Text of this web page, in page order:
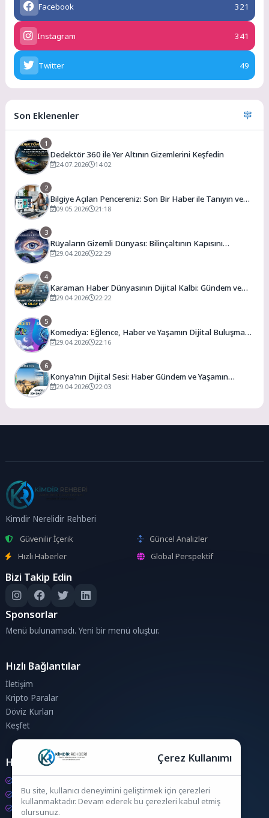
Facebook 321
Instagram 341
Twitter 49
Son Eklenenler
1
Dedektör 360 ile Yer Altının Gizemlerini Keşfedin
24.07.2026 14:02
2
Bilgiye Açılan Pencereniz: Son Bir Haber ile Tanıyın ve
Keşfedin
09.05.2026 21:18
3
Rüyaların Gizemli Dünyası: Bilinçaltının Kapısını
Aralamak
29.04.2026 22:29
4
Karaman Haber Dünyasının Dijital Kalbi: Gündem ve
Olay
29.04.2026 22:22
5
Komediya: Eğlence, Haber ve Yaşamın Dijital Buluşma
Noktası
29.04.2026 22:16
6
Konya’nın Dijital Sesi: Haber Gündem ve Yaşamın
Merkezi
29.04.2026 22:03
Kimdir Nerelidir Rehberi
Güvenilir İçerik
Güncel Analizler
Hızlı Haberler
Global Perspektif
Bizi Takip Edin
Sponsorlar
Menü bulunamadı. Yeni bir menü oluştur.
Hızlı Bağlantılar
İletişim
Kripto Paralar
Döviz Kurları
Keşfet
Hesaplamalar
Döviz Hesaplama
KDV Hesaplama
Çerez Kullanımı
Bu site, kullanıcı deneyimini geliştirmek için çerezleri
kullanmaktadır. Devam ederek bu çerezleri kabul etmiş
olursunuz.